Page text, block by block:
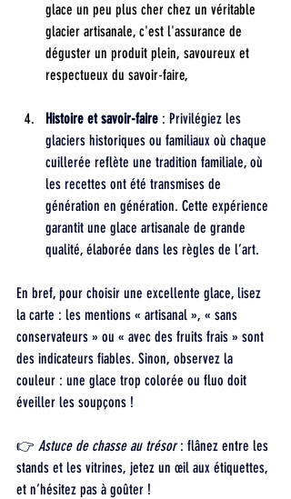
glace un peu plus cher chez un véritable
glacier artisanale, c'est l'assurance de
déguster un produit plein, savoureux et
respectueux du savoir-faire,
Histoire et savoir-faire : Privilégiez les
glaciers historiques ou familiaux où chaque
cuillerée reflète une tradition familiale, où
les recettes ont été transmises de
génération en génération. Cette expérience
garantit une glace artisanale de grande
qualité, élaborée dans les règles de l’art.
En bref, pour choisir une excellente glace, lisez
la carte : les mentions « artisanal », « sans
conservateurs » ou « avec des fruits frais » sont
des indicateurs fiables. Sinon, observez la
couleur : une glace trop colorée ou fluo doit
éveiller les soupçons !
👉 Astuce de chasse au trésor : flânez entre les
stands et les vitrines, jetez un œil aux étiquettes,
et n’hésitez pas à goûter !